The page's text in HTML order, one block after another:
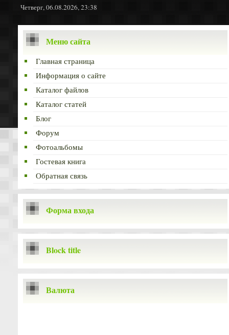
Четверг, 06.08.2026, 23:38
Меню сайта
Главная страница
Информация о сайте
Каталог файлов
Каталог статей
Блог
Форум
Фотоальбомы
Гостевая книга
Обратная связь
Форма входа
Block title
Валюта